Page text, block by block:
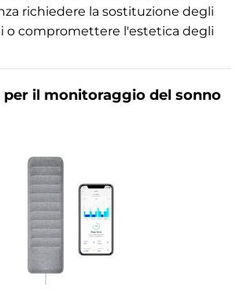
richiedere la sostituzione degli
o compromettere l'estetica degli
per il monitoraggio del sonno